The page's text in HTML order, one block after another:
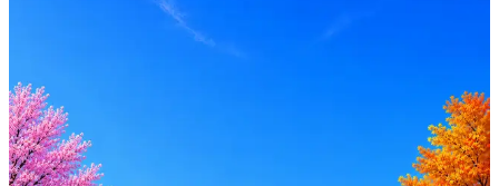
Стратегия поиска с AI: рынки, позиции, вилка, каналы